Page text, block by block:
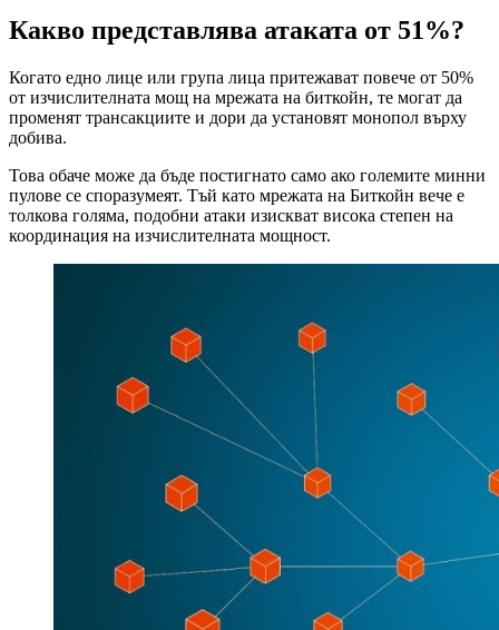
Какво представлява атаката от 51%?
Когато едно лице или група лица притежават повече от 50%
от изчислителната мощ на мрежата на биткойн, те могат да
променят трансакциите и дори да установят монопол върху
добива.
Това обаче може да бъде постигнато само ако големите минни
пулове се споразумеят. Тъй като мрежата на Биткойн вече е
толкова голяма, подобни атаки изискват висока степен на
координация на изчислителната мощност.